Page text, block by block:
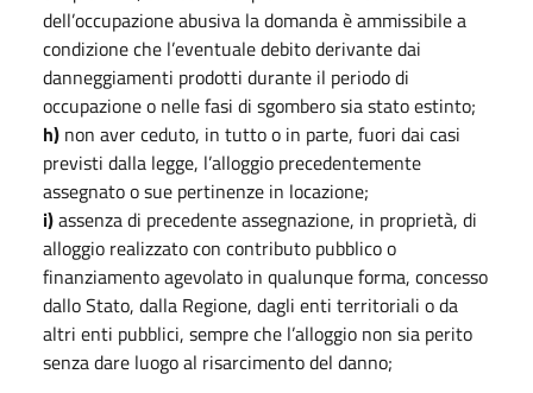
dell’occupazione abusiva la domanda è ammissibile a
condizione che l’eventuale debito derivante dai
danneggiamenti prodotti durante il periodo di
occupazione o nelle fasi di sgombero sia stato estinto;
h) non aver ceduto, in tutto o in parte, fuori dai casi
previsti dalla legge, l’alloggio precedentemente
assegnato o sue pertinenze in locazione;
i)assenza di precedente assegnazione, in proprietà, di
alloggio realizzato con contributo pubblico o
finanziamento agevolato in qualunque forma, concesso
dallo Stato, dalla Regione, dagli enti territoriali o da
altri enti pubblici, sempre che l’alloggio non sia perito
senza dare luogo al risarcimento del danno;